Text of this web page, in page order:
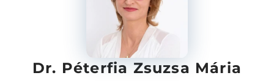
Dr. Péterfia Zsuzsa Mária